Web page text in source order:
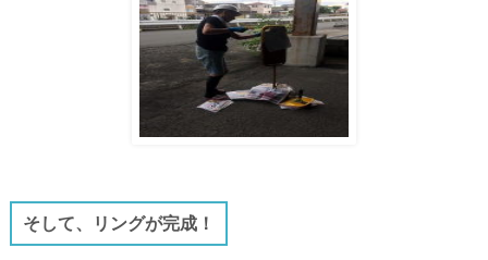
そして、リングが完成！